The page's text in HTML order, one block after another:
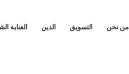
من نحن التسويق الدين العناية